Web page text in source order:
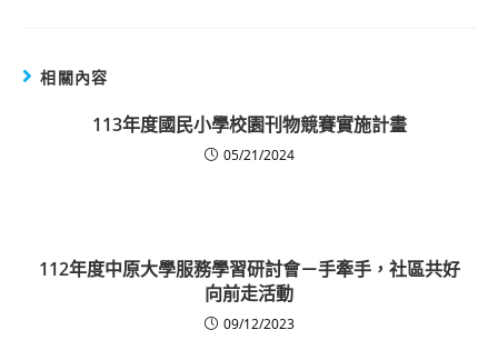
相關內容
113年度國民小學校園刊物競賽實施計畫
05/21/2024
112年度中原大學服務學習研討會－手牽手，社區共好
向前走活動
09/12/2023